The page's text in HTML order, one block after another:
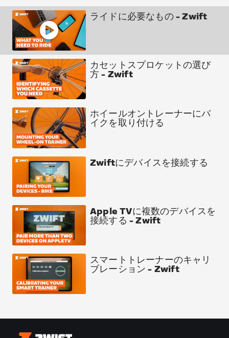
ライドに必要なもの - Zwift
カセットスプロケットの選び
方 - Zwift
ホイールオントレーナーにバ
イクを取り付ける
Zwiftにデバイスを接続する
Apple TVに複数のデバイスを
接続する - Zwift
スマートトレーナーのキャリ
ブレーション - Zwift